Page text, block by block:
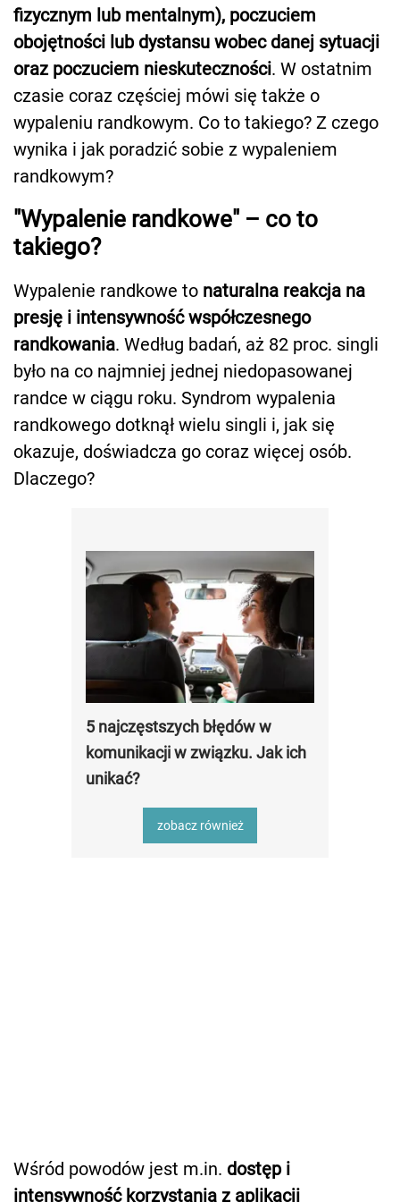
fizycznym lub mentalnym), poczuciem
obojętności lub dystansu wobec danej sytuacji
oraz poczuciem nieskuteczności. W ostatnim
czasie coraz częściej mówi się także o
wypaleniu randkowym. Co to takiego? Z czego
wynika i jak poradzić sobie z wypaleniem
randkowym?
"Wypalenie randkowe" – co to
takiego?
Wypalenie randkowe to naturalna reakcja na
presję i intensywność współczesnego
randkowania. Według badań, aż 82 proc. singli
było na co najmniej jednej niedopasowanej
randce w ciągu roku. Syndrom wypalenia
randkowego dotknął wielu singli i, jak się
okazuje, doświadcza go coraz więcej osób.
Dlaczego?
5 najczęstszych błędów w
komunikacji w związku. Jak ich
unikać?
zobacz również
Wśród powodów jest m.in. dostęp i
intensywność korzystania z aplikacji